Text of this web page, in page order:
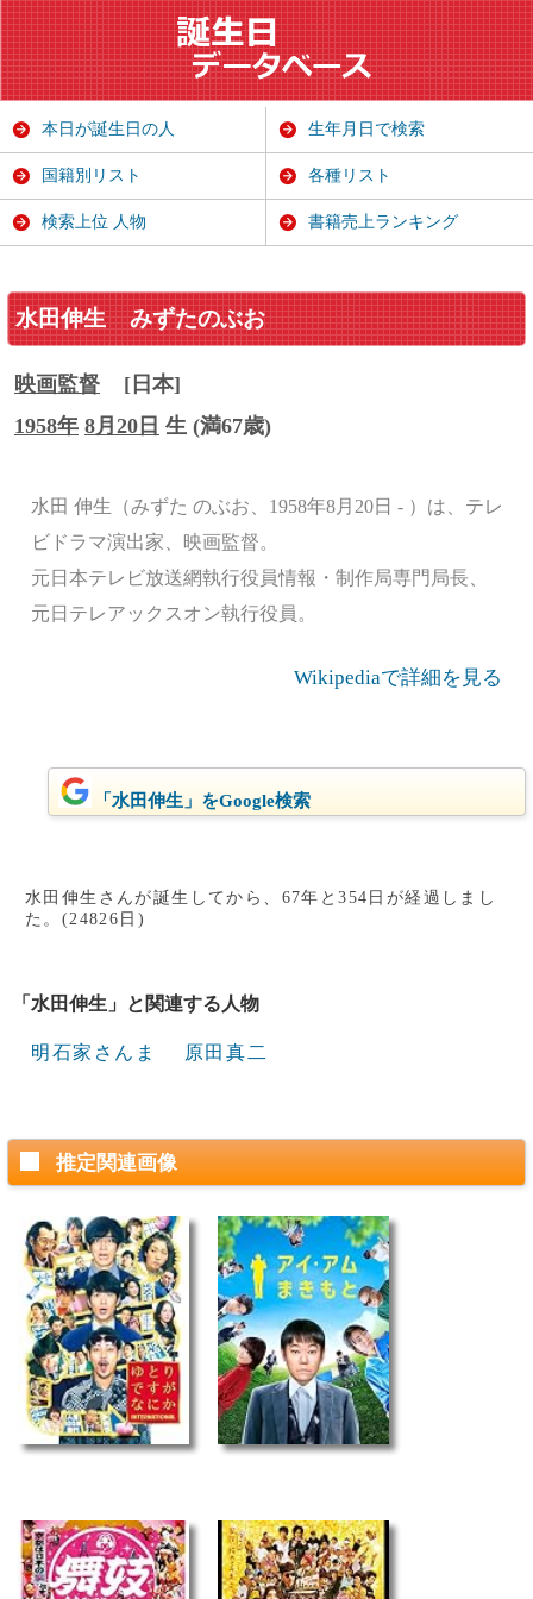
水田伸生 みずたのぶお
映画監督
[日本]
1958年 8月20日 生 (満67歳)
水田 伸生（みずた のぶお、1958年8月20日 - ）は、テレ
ビドラマ演出家、映画監督。
元日本テレビ放送網執行役員情報・制作局専門局長、
元日テレアックスオン執行役員。
Wikipediaで詳細を見る
「水田伸生」をGoogle検索
水田伸生さんが誕生してから、67年と354日が経過しまし
た。(24826日)
「水田伸生」と関連する人物
明石家さんま 原田真二
推定関連画像
本日が誕生日の人 生年月日で検索
国籍別リスト 各種リスト
検索上位 人物 書籍売上ランキング